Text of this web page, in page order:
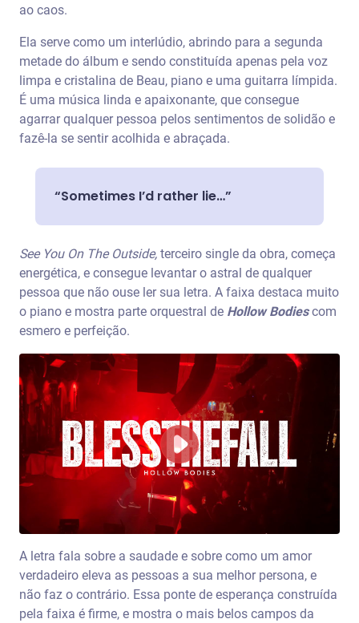
ao caos.
Ela serve como um interlúdio, abrindo para a segunda
metade do álbum e sendo constituída apenas pela voz
limpa e cristalina de Beau, piano e uma guitarra límpida.
É uma música linda e apaixonante, que consegue
agarrar qualquer pessoa pelos sentimentos de solidão e
fazê-la se sentir acolhida e abraçada.
“Sometimes I’d rather lie…”
See You On The Outside, terceiro single da obra, começa
energética, e consegue levantar o astral de qualquer
pessoa que não ouse ler sua letra. A faixa destaca muito
o piano e mostra parte orquestral de Hollow Bodiescom
esmero e perfeição.
A letra fala sobre a saudade e sobre como um amor
verdadeiro eleva as pessoas a sua melhor persona, e
não faz o contrário. Essa ponte de esperança construída
pela faixa é firme, e mostra o mais belos campos da